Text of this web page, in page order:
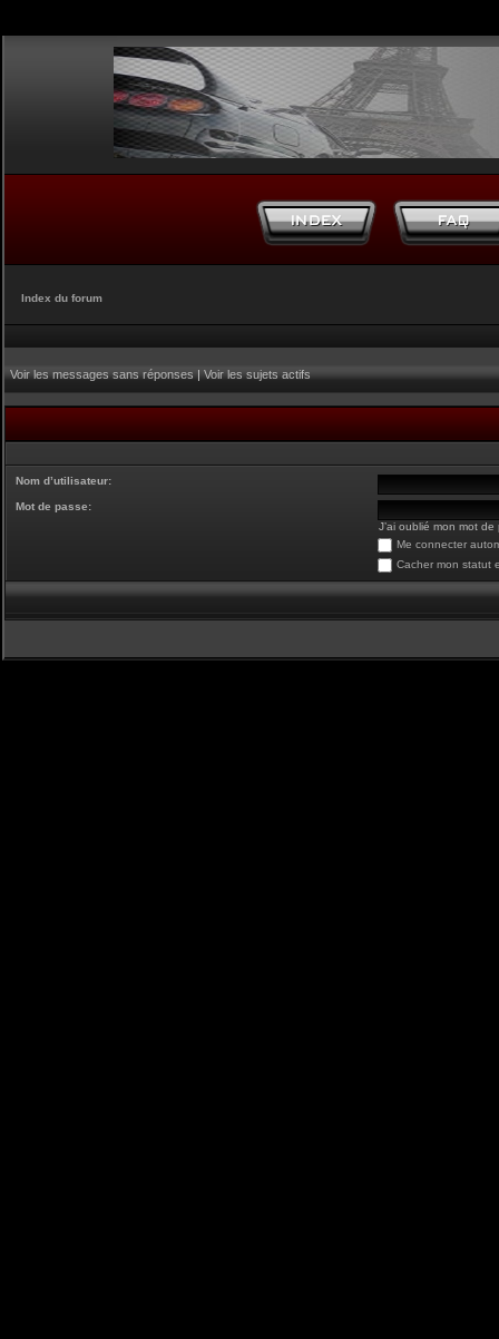
Index du forum
Voir les messages sans réponses|Voir les sujets actifs
Nom d’utilisateur:
Mot de passe:
J’ai oublié mon mot de
Me connecter
Cacher mon statut